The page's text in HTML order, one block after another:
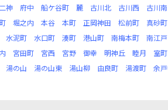
二神 府中 船ケ谷町 麓 古川北 古川西 古川南
堀之内 本谷 本町 正岡神田 松前町 真砂町
水泥町 水口町 湊町 港山町 南梅本町 南江戸
宮田町 宮西 宮野 御幸 明神丘 睦月 室町
湯の山 湯の山東 湯山柳 由良町 湯渡町 余